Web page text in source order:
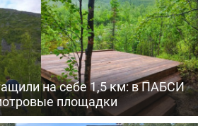
на себе 1,5 км: в ПАБСИ
площадки